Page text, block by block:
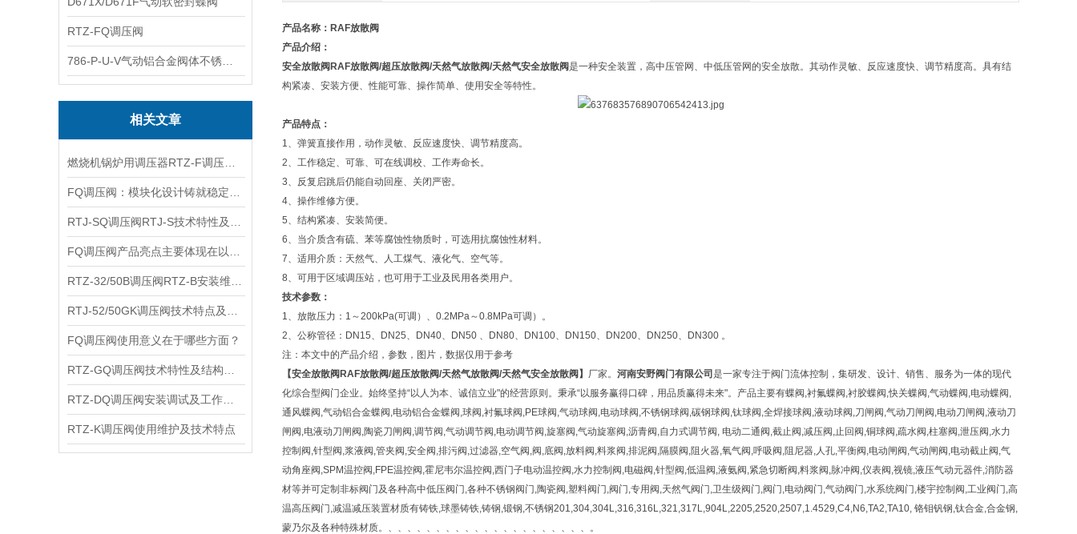
RTZ-FQ调压阀
相关文章
FQ调压阀使用意义在于哪些方面？
RTZ-K调压阀使用维护及技术特点
产品名称：RAF放散阀
产品介绍：
安全放散阀 RAF放散阀/超压放散阀/天然气放散阀/天然气安全放散阀是一种安全装置，高中压管网、中低压管网的安全放散。其动作灵敏、反应速度快、调节精度高。具有结
构紧凑、安装方便、性能可靠、操作简单、使用安全等特性。
产品特点：
1、弹簧直接作用，动作灵敏、反应速度快、调节精度高。
2、工作稳定、可靠、可在线调校、工作寿命长。
3、反复启跳后仍能自动回座、关闭严密。
4、操作维修方便。
5、结构紧凑、安装简便。
6、当介质含有硫、苯等腐蚀性物质时，可选用抗腐蚀性材料。
7、适用介质：天然气、人工煤气、液化气、空气等。
8、可用于区域调压站，也可用于工业及民用各类用户。
技术参数：
1、放散压力：1～200kPa(可调）、0.2MPa～0.8MPa可调）。
2、公称管径：DN15、DN25、DN40、DN50 、DN80、DN100、DN150、DN200、DN250、DN300 。
注：本文中的产品介绍，参数，图片，数据仅用于参考
【安全放散阀 RAF放散阀/超压放散阀/天然气放散阀/天然气安全放散阀】 厂家。 河南安野阀门有限公司 是一家专注于阀门流体控制，集研发、设计、销售、服务为一体的现代
化综合型阀门企业。始终坚持“以人为本、诚信立业"的经营原则。秉承“以服务赢得口碑，用品质赢得未来"。产品主要有蝶阀,衬氟蝶阀,衬胶蝶阀,快关蝶阀,气动蝶阀,电动蝶阀,
通风蝶阀,气动铝合金蝶阀,电动铝合金蝶阀,球阀,衬氟球阀,PE球阀,气动球阀,电动球阀,不锈钢球阀,碳钢球阀,钛球阀,全焊接球阀,液动球阀,刀闸阀,气动刀闸阀,电动刀闸阀,液动刀
闸阀,电液动刀闸阀,陶瓷刀闸阀,调节阀,气动调节阀,电动调节阀,旋塞阀,气动旋塞阀,沥青阀,自力式调节阀, 电动二通阀,截止阀,减压阀,止回阀,铜球阀,疏水阀,柱塞阀,泄压阀,水力
控制阀,针型阀,浆液阀,管夹阀,安全阀,排污阀,过滤器,空气阀,阀,底阀,放料阀,料浆阀,排泥阀,隔膜阀,阻火器,氧气阀,呼吸阀,阻尼器,人孔,平衡阀,电动闸阀,气动闸阀,电动截止阀,气
动角座阀,SPM温控阀,FPE温控阀,霍尼韦尔温控阀,西门子电动温控阀,水力控制阀,电磁阀,针型阀,低温阀,液氨阀,紧急切断阀,料浆阀,脉冲阀,仪表阀,视镜,液压气动元器件,消防器
材等并可定制非标阀门及各种高中低压阀门,各种不锈钢阀门,陶瓷阀,塑料阀门,阀门,专用阀,天然气阀门,卫生级阀门,阀门,电动阀门,气动阀门,水系统阀门,楼宇控制阀,工业阀门,高
温高压阀门,减温减压装置材质有铸铁,球墨铸铁,铸钢,锻钢,不锈钢201,304,304L,316,316L,321,317L,904L,2205,2520,2507,1.4529,C4,N6,TA2,TA10, 铬钼钒钢,钛合金,合金钢,
蒙乃尔及各种特殊材质。、、、、、、、、、、、、、、、、、、、、、。